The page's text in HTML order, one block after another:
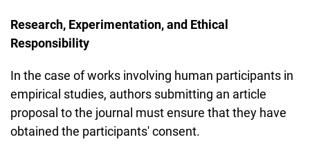
Research, Experimentation, and Ethical
Responsibility
In the case of works involving human participants in
empirical studies, authors submitting an article
proposal to the journal must ensure that they have
obtained the participants' consent.